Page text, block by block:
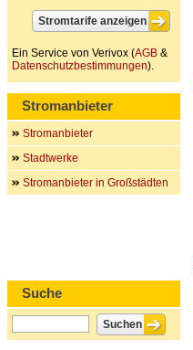
Ein Service von Verivox (AGB &
Datenschutzbestimmungen).
Stromanbieter
Stromanbieter
Stadtwerke
Stromanbieter in Großstädten
Suche